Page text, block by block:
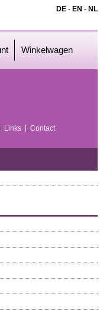
DE- EN - NL
Winkelwagen
Links Contact